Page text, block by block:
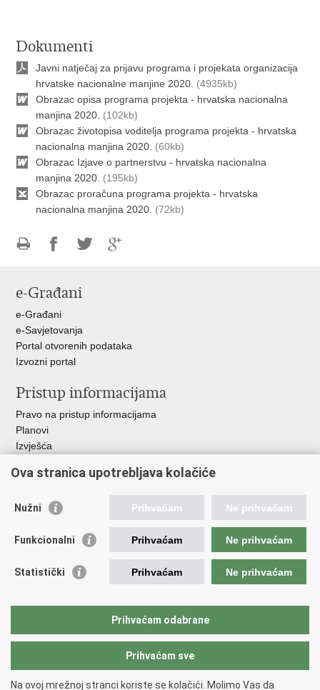
Dokumenti
Javni natječaj za prijavu programa i projekata organizacija
hrvatske nacionalne manjine 2020. (4935kb)
Obrazac opisa programa projekta - hrvatska nacionalna
manjina 2020. (102kb)
Obrazac životopisa voditelja programa projekta - hrvatska
nacionalna manjina 2020. (60kb)
Obrazac Izjave o partnerstvu - hrvatska nacionalna
manjina 2020. (195kb)
Obrazac proračuna programa projekta - hrvatska
nacionalna manjina 2020. (72kb)
FacebookuTwitteru
e-Građani
e-Građani
e-Savjetovanja
Portal otvorenih podataka
Izvozni portal
Pristup informacijama
Pravo na pristup informacijama
Planovi
Izvješća
Vlada RH
Ured predsjednika
Ministarstvo demografije i useljeništva
HRT - Glas Hrvatske
Copyright © 2026 Središnji državni ured za Hrvate izvan Republike
Ova stranica upotrebljava kolačiće
Nužni Prihvaćam Ne prihvaćam
Funkcionalni Prihvaćam Ne prihvaćam
Statistički Prihvaćam Ne prihvaćam
Prihvaćam odabrane
Prihvaćam sve
Na ovoj mrežnoj stranci koriste se kolačići. Molimo Vas da